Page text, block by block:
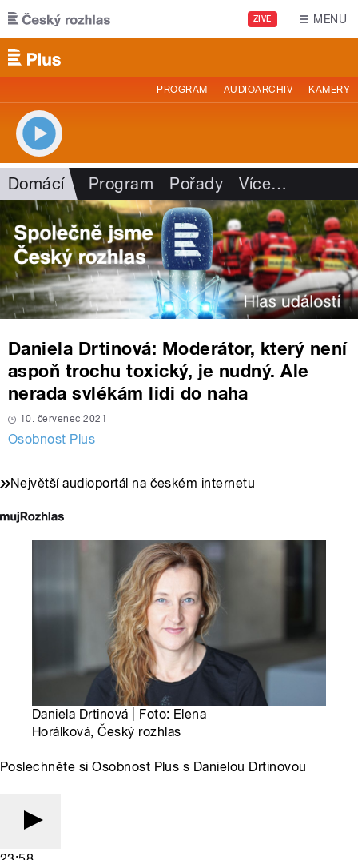
Přejít k hlavnímu obsahu
ŽIVĚ MENU
PROGRAM AUDIOARCHIV KAMERY
Domácí Program Pořady Více…
Daniela Drtinová: Moderátor, který není
aspoň trochu toxický, je nudný. Ale
nerada svlékám lidi do naha
10. červenec 2021
Osobnost Plus
Největší audioportál na českém internetu
Daniela Drtinová | Foto: Elena
Horálková, Český rozhlas
Poslechněte si Osobnost Plus s Danielou Drtinovou